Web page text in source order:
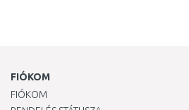
FIÓKOM
FIÓKOM